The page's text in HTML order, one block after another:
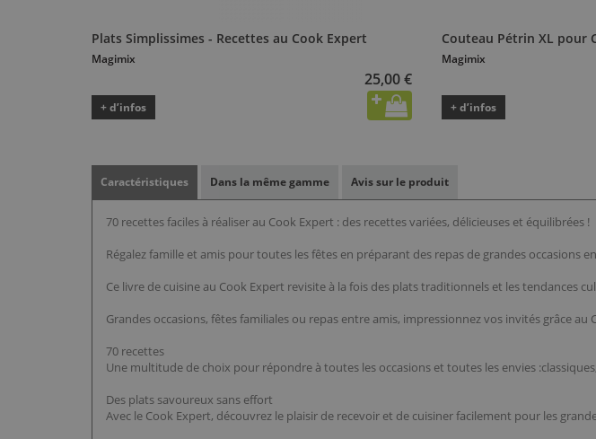
Plats Simplissimes - Recettes au Cook Expert
Magimix
25,00 €
+ d’infos
Couteau Pétrin XL pour
Magimix
+ d’infos
Caractéristiques Dans la même gamme Avis sur le produit
70 recettes faciles à réaliser au Cook Expert : des recettes variées, délicieuses et équilibrées !
Régalez famille et amis pour toutes les fêtes en préparant des repas de grandes occasions
Ce livre de cuisine au Cook Expert revisite à la fois des plats traditionnels et les tendances
Grandes occasions, fêtes familiales ou repas entre amis, impressionnez vos invités grâce au
70 recettes
Une multitude de choix pour répondre à toutes les occasions et toutes les envies
Des plats savoureux sans effort
Avec le Cook Expert, découvrez le plaisir de recevoir et de cuisiner facilement pour les